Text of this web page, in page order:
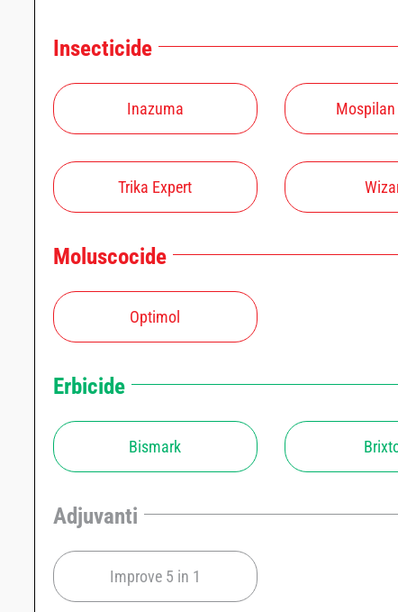
Insecticide
Inazuma Mospilan
Trika Expert
Moluscocide
Optimol
Erbicide
Bismark
Adjuvanti
Improve 5 in 1